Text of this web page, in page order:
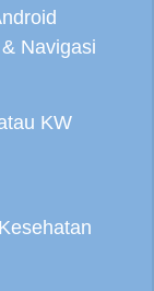
Navigasi
KW